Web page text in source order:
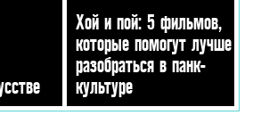
Хой и пой: 5 фильмов,
которые помогут лучше
разобраться в панк-
культуре